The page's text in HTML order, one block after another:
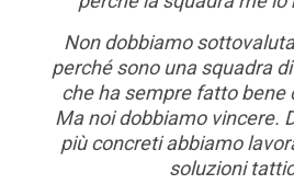
Non dobbiamo
perché sono una squadra
che ha sempre fatto bene
Ma noi dobbiamo vincere.
più concreti abbiamo
soluzioni